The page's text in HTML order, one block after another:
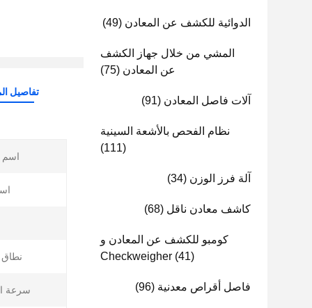
الدوائية للكشف عن المعادن (49)
المشي من خلال جهاز الكشف
عن المعادن (75)
آلات فاصل المعادن (91)
نظام الفحص بالأشعة السينية
(111)
آلة فرز الوزن (34)
كاشف معادن ناقل (68)
كومبو للكشف عن المعادن و
Checkweigher (41)
فاصل أقراص معدنية (96)
تفاصيل
اسم
نطاق
سرعة